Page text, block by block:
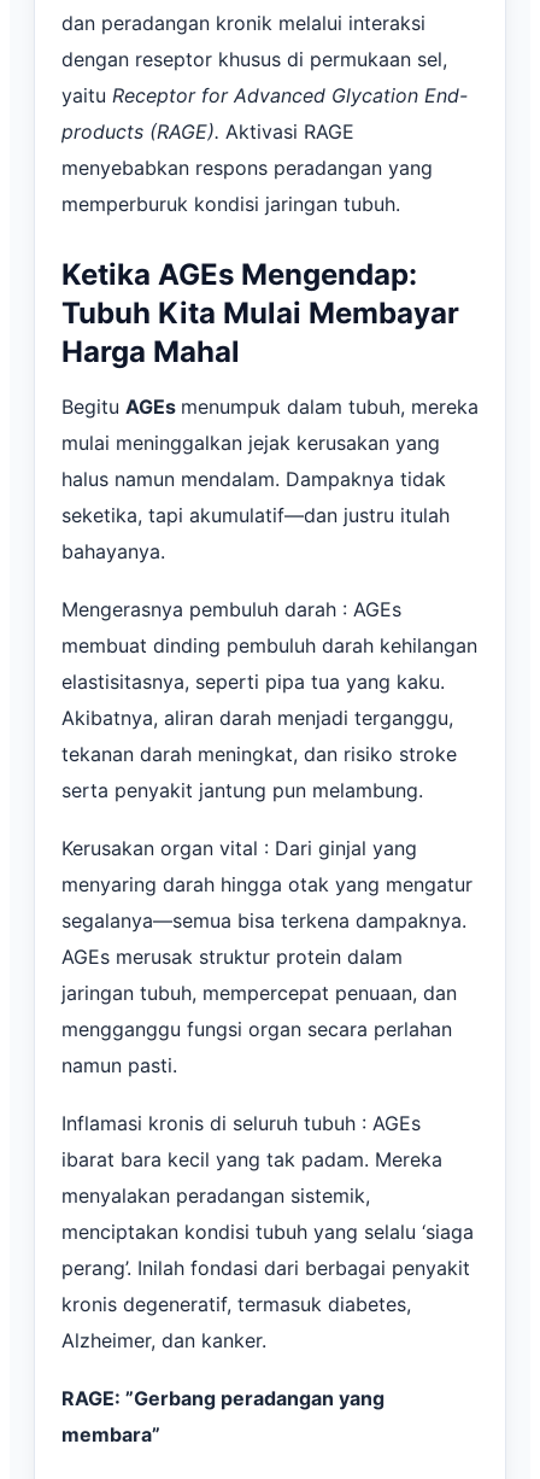
dan peradangan kronik melalui interaksi
dengan reseptor khusus di permukaan sel,
yaitu Receptor for Advanced Glycation End-
products (RAGE). Aktivasi RAGE
menyebabkan respons peradangan yang
memperburuk kondisi jaringan tubuh.
Ketika AGEs Mengendap:
Tubuh Kita Mulai Membayar
Harga Mahal
Begitu AGEs menumpuk dalam tubuh, mereka
mulai meninggalkan jejak kerusakan yang
halus namun mendalam. Dampaknya tidak
seketika, tapi akumulatif—dan justru itulah
bahayanya.
Mengerasnya pembuluh darah : AGEs
membuat dinding pembuluh darah kehilangan
elastisitasnya, seperti pipa tua yang kaku.
Akibatnya, aliran darah menjadi terganggu,
tekanan darah meningkat, dan risiko stroke
serta penyakit jantung pun melambung.
Kerusakan organ vital : Dari ginjal yang
menyaring darah hingga otak yang mengatur
segalanya—semua bisa terkena dampaknya.
AGEs merusak struktur protein dalam
jaringan tubuh, mempercepat penuaan, dan
mengganggu fungsi organ secara perlahan
namun pasti.
Inflamasi kronis di seluruh tubuh : AGEs
ibarat bara kecil yang tak padam. Mereka
menyalakan peradangan sistemik,
menciptakan kondisi tubuh yang selalu ‘siaga
perang’. Inilah fondasi dari berbagai penyakit
kronis degeneratif, termasuk diabetes,
Alzheimer, dan kanker.
RAGE: ”Gerbang peradangan yang
membara”